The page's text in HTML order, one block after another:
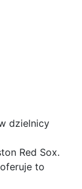
dzielnicy
Red Sox.
to